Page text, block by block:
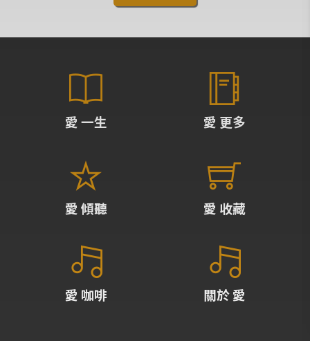
愛 一生 愛 更多
愛 傾聽 愛 收藏
愛 咖啡 關於 愛